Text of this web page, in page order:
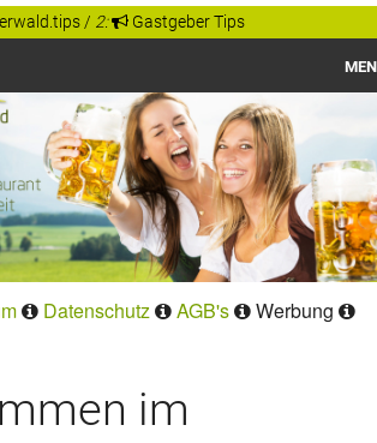
/ 2: Gastgeber Tips
Datenschutz AGB's
Werbung
im